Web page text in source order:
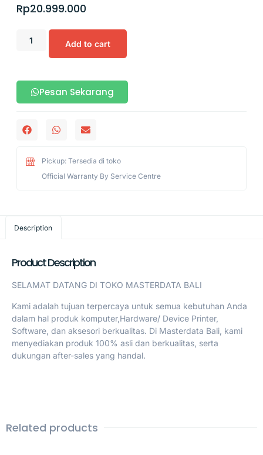
Rp20.999.000
Add to cart
Pesan Sekarang
Pickup: Tersedia di toko
Official Warranty By Service Centre
Description
Product Description
SELAMAT DATANG DI TOKO MASTERDATA BALI
Kami adalah tujuan terpercaya untuk semua kebutuhan Anda
dalam hal produk komputer,Hardware/ Device Printer,
Software, dan aksesori berkualitas. Di Masterdata Bali, kami
menyediakan produk 100% asli dan berkualitas, serta
dukungan after-sales yang handal.
Related products